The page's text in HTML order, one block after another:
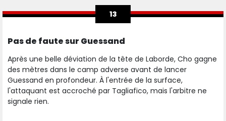
13
Pas de faute sur Guessand
Après une belle déviation de la tête de Laborde, Cho gagne
des mètres dans le camp adverse avant de lancer
Guessand en profondeur. À l'entrée de la surface,
l'attaquant est accroché par Tagliafico, mais l'arbitre ne
signale rien.